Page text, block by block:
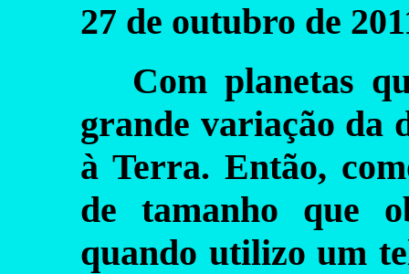
27 de outubro de
Com planetas
grande variação da
à Terra. Então,
de tamanho que
quando utilizo um